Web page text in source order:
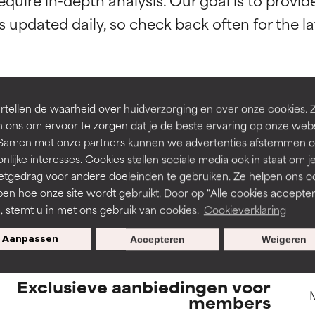
de waarheid over huidverzorging en over onze cookies.
ons om ervoor te zorgen dat je de beste ervaring op onze
met onze partners kunnen we advertenties afstemmen
interesses. Cookies stellen sociale media ook in staat om je
voor andere doeleinden te gebruiken. Ze helpen ons
hoe onze site wordt gebruikt. Door op "Alle cookies
stemt u in met ons gebruik van cookies. Cookieverklaring
Aanpassen Weigeren
Accepteren
BACK TO SEARCH
to assess ingredients in this dictionary. Regulations
door onafhankelijk onderzoek. Uitstekend actief
of huidproblemen.
irriterend maar kan esthetische, stabiliteits- of andere
is aanwezig. Het risico wordt vergroot als het gecombineerd
ingrediënten.
droogheid, enz. veroorzaken. Kan in sommige gevallen
het algemeen is bewezen dat het meer kwaad dan goed
door onafhankelijk onderzoek. Uitstekend actief
of huidproblemen.
irriterend maar kan esthetische, stabiliteits- of andere
is aanwezig. Het risico wordt vergroot als het gecombineerd
ingrediënten.
droogheid, enz. veroorzaken. Kan in sommige gevallen
het algemeen is bewezen dat het meer kwaad dan goed
Exclusieve aanbiedingen voor
members